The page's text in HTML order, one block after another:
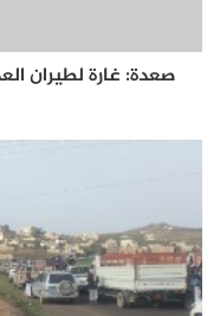
صعدة: غارة لطيران